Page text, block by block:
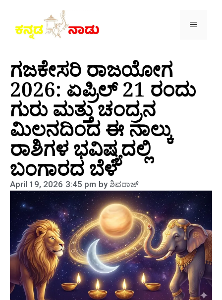
ಗಜಕೇಸರಿ ರಾಜಯೋಗ
2026: ಏಪ್ರಿಲ್ 21 ರಂದು
ಗುರು ಮತ್ತು ಚಂದ್ರನ
ಮಿಲನದಿಂದ ಈ ನಾಲ್ಕು
ರಾಶಿಗಳ ಭವಿಷ್ಯದಲ್ಲಿ
ಬಂಗಾರದ ಬೆಳೆ
April 19, 2026 3:45 pm byಶಿವರಾಜ್